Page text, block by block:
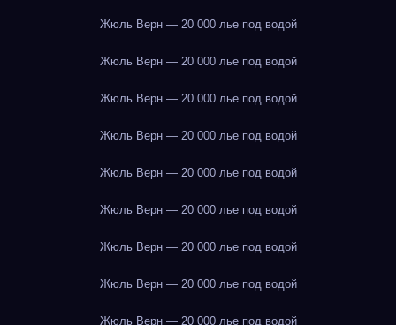
Жюль Верн — 20 000 лье под водой
Жюль Верн — 20 000 лье под водой
Жюль Верн — 20 000 лье под водой
Жюль Верн — 20 000 лье под водой
Жюль Верн — 20 000 лье под водой
Жюль Верн — 20 000 лье под водой
Жюль Верн — 20 000 лье под водой
Жюль Верн — 20 000 лье под водой
Жюль Верн — 20 000 лье под водой